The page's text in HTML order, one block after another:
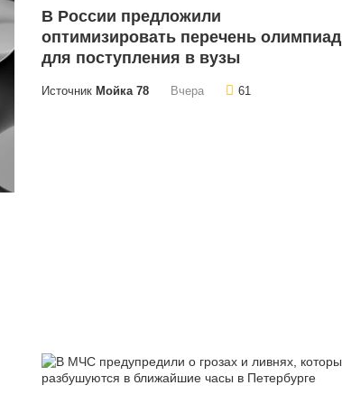
В России предложили
оптимизировать перечень олимпиад
для поступления в вузы
Источник Мойка 78 Вчера 61